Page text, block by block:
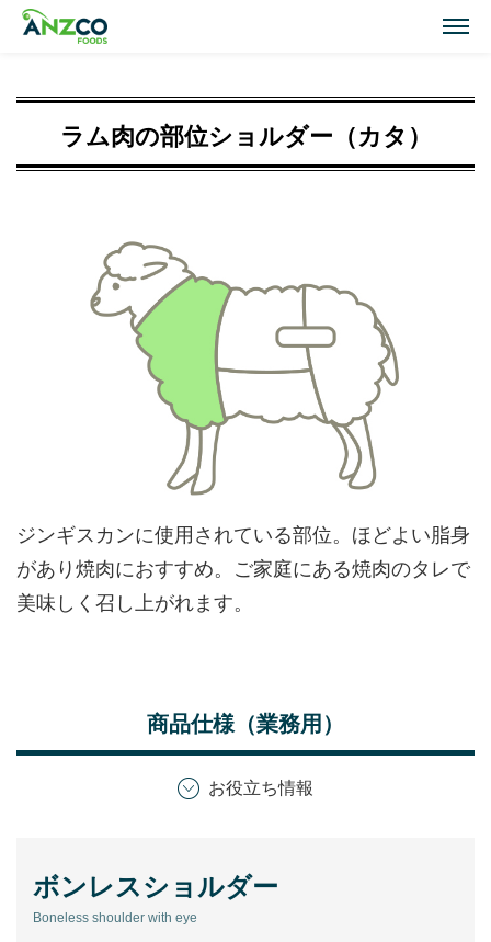
ラム肉のおすすめレシピ
Our Products
商品紹介(ラム肉・牛肉)
Topics
トピックス
About ANZCO Foods
アンズコフーズとは
Contact Us
ラム肉の部位ショルダー（カタ）
ジンギスカンに使用されている部位。ほどよい脂身
があり焼肉におすすめ。ご家庭にある焼肉のタレで
美味しく召し上がれます。
商品仕様（業務用）
お役立ち情報
ボンレスショルダー
Boneless shoulder with eye